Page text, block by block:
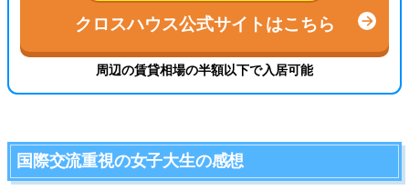
クロスハウス公式サイトはこちら
周辺の賃貸相場の半額以下で入居可能
国際交流重視の女子大生の感想